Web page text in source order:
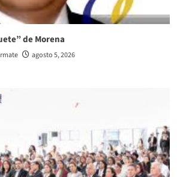
de Morena
agosto 5, 2026